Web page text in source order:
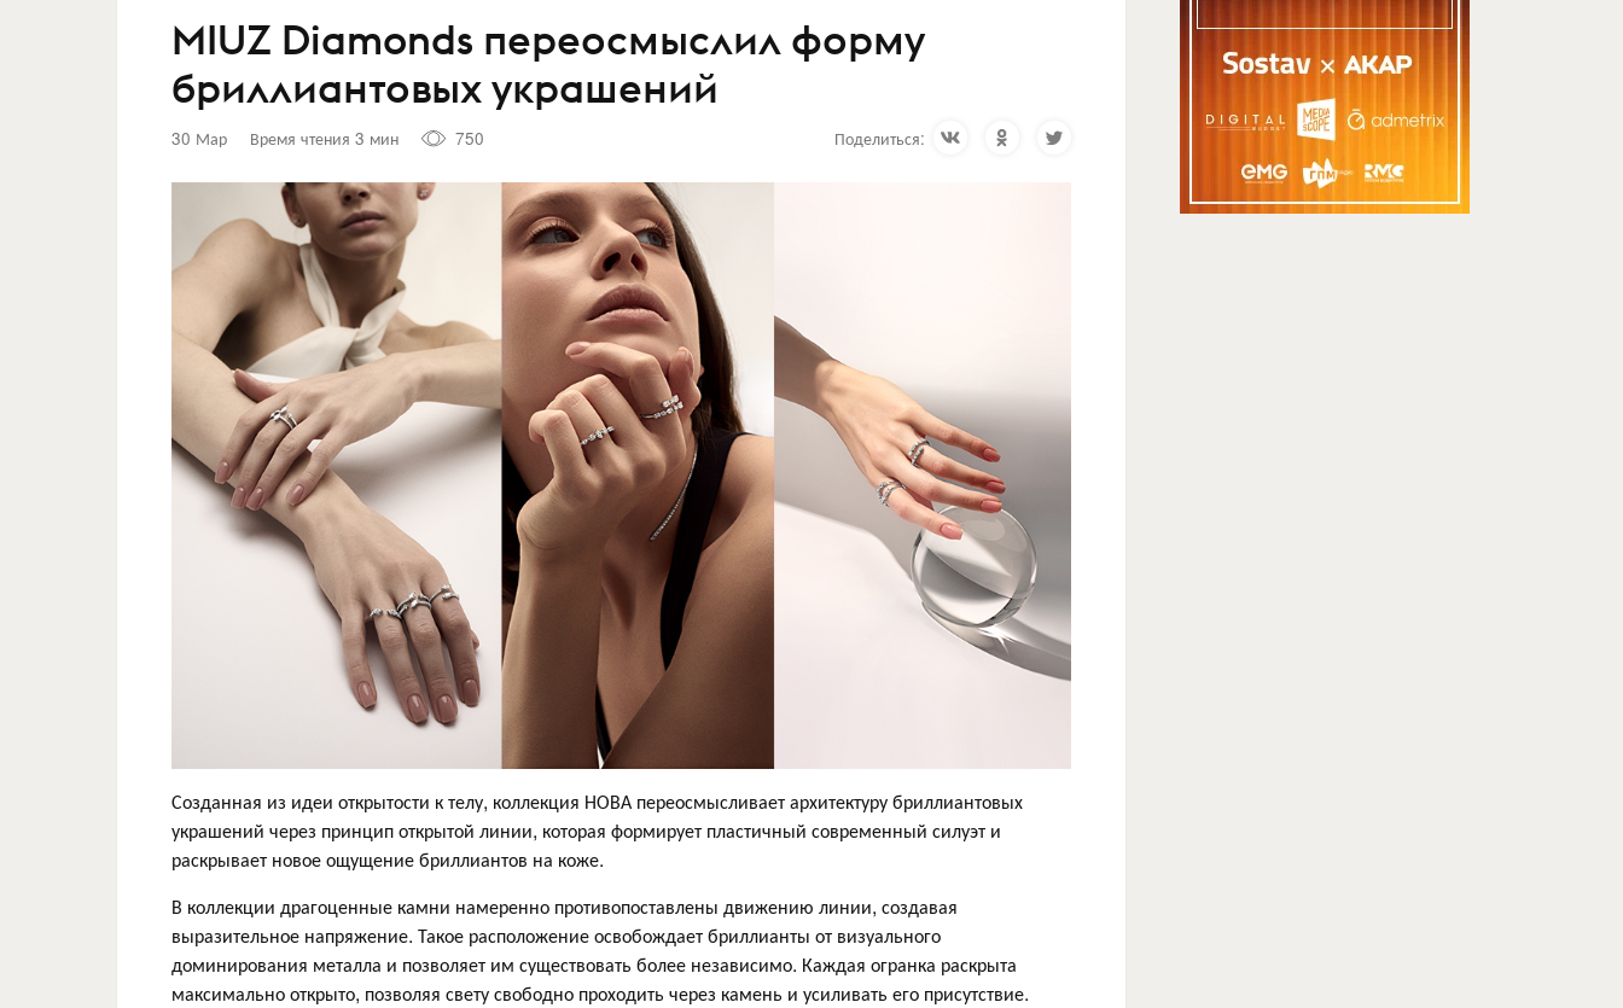
MIUZ Diamonds переосмыслил форму
бриллиантовых украшений
30 Мар Время чтения 3 мин 750 Поделиться:
Созданная из идеи открытости к телу, коллекция НОВА переосмысливает архитектуру бриллиантовых
украшений через принцип открытой линии, которая формирует пластичный современный силуэт и
раскрывает новое ощущение бриллиантов на коже.
В коллекции драгоценные камни намеренно противопоставлены движению линии, создавая
выразительное напряжение. Такое расположение освобождает бриллианты от визуального
доминирования металла и позволяет им существовать более независимо. Каждая огранка раскрыта
максимально открыто, позволяя свету свободно проходить через камень и усиливать его присутствие.